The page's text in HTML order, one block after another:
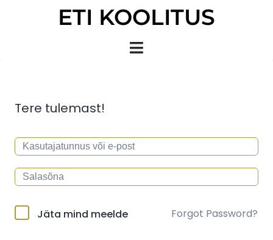
ETI KOOLITUS
Tere tulemast!
Jäta mind meelde Forgot Password?